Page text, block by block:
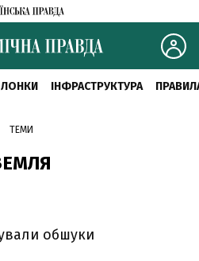
ІНФРАСТРУКТУРА
ТЕМИ
обшуки